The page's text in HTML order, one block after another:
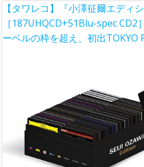
【タワレコ】『小澤征爾エディ
［187UHQCD+51Blu-spec
ーベルの枠を超え、初出TOKYO